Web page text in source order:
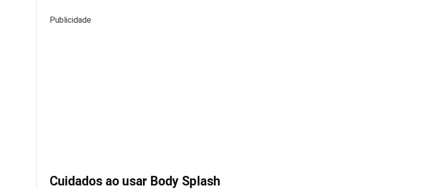
Publicidade
Cuidados ao usar Body Splash